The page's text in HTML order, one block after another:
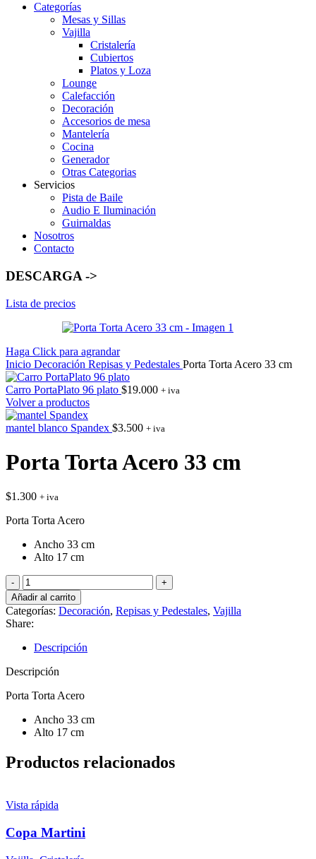
Categorías
Mesas y Sillas
Vajilla
Cristalería
Cubiertos
Platos y Loza
Lounge
Calefacción
Decoración
Accesorios de mesa
Mantelería
Cocina
Generador
Otras Categorias
Servicios
Pista de Baile
Audio E Iluminación
Guirnaldas
Nosotros
Contacto
DESCARGA ->
Lista de precios
Haga Click para agrandar
Inicio Decoración Repisas y Pedestales Porta Torta Acero 33 cm
Carro PortaPlato 96 plato $19.000 + iva
Volver a productos
mantel blanco Spandex $3.500 + iva
Porta Torta Acero 33 cm
$1.300 + iva
Porta Torta Acero
Ancho 33 cm
Alto 17 cm
Porta
Torta
Acero
33
cm
cantidad
Añadir al carrito
Categorías: Decoración, Repisas y Pedestales, Vajilla
Share:
Descripción
Descripción
Porta Torta Acero
Ancho 33 cm
Alto 17 cm
Productos relacionados
Vista rápida
Copa Martini